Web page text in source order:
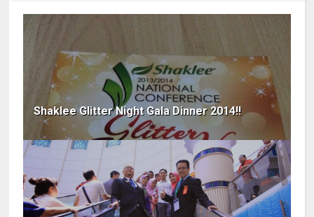
Shaklee Glitter Night Gala Dinner 2014!!